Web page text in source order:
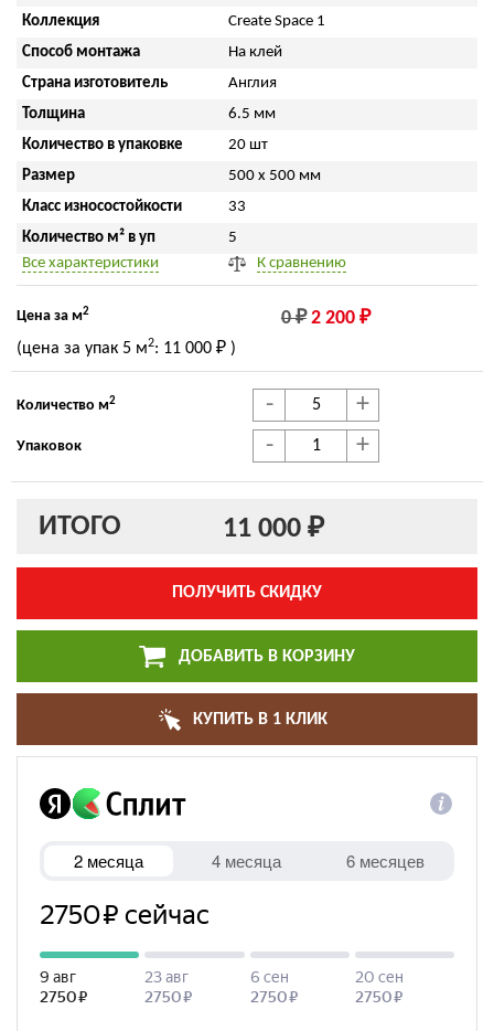
Коллекция
Create Space 1
Способ монтажа
На клей
Страна изготовитель
Англия
Толщина
6.5 мм
Количество в упаковке
20 шт
Размер
500 x 500 мм
Класс износостойкости
33
Количество м² в уп
5
Все характеристики
К сравнению
Цена за м2 0 ₽ 2 200 ₽
(цена за упак 5 м2: 11 000 ₽ )
Количество м2 - +
Упаковок - +
ИТОГО 11 000 ₽
ПОЛУЧИТЬ СКИДКУ
ДОБАВИТЬ В КОРЗИНУ
КУПИТЬ В 1 КЛИК